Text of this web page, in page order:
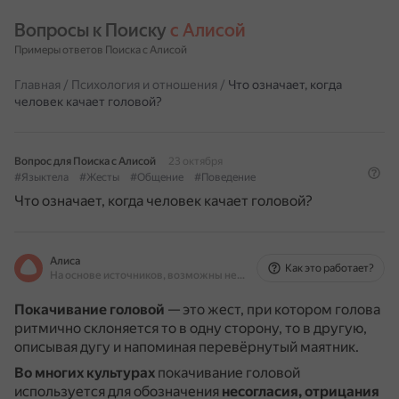
Вопросы к Поиску с Алисой
Примеры ответов Поиска с Алисой
Главная / Психология и отношения / Что означает, когда
человек качает головой?
Вопрос для Поиска с Алисой
23 октября
#Языктела
#Жесты #Общение #Поведение
Что означает, когда человек качает головой?
Алиса
На основе источников, возможны неточности
Как это работает?
Покачивание головой — это жест, при котором голова
ритмично склоняется то в одну сторону, то в другую,
описывая дугу и напоминая перевёрнутый маятник.
Во многих культурах покачивание головой
используется для обозначения несогласия, отрицания